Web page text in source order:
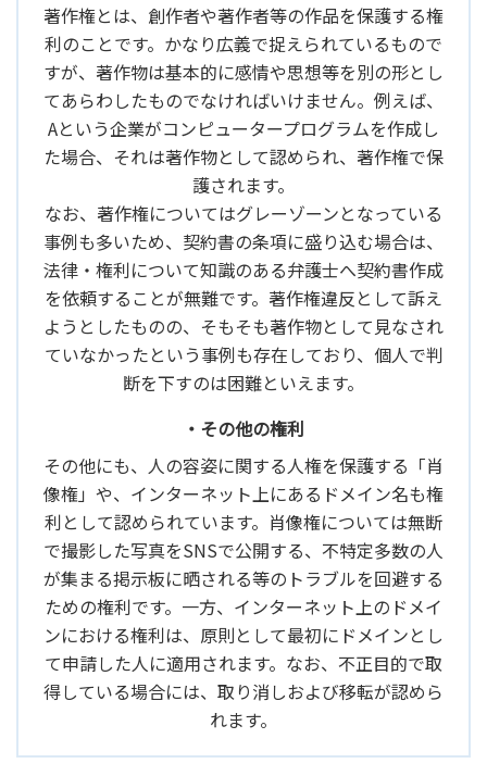
著作権とは、創作者や著作者等の作品を保護する権
利のことです。かなり広義で捉えられているもので
すが、著作物は基本的に感情や思想等を別の形とし
てあらわしたものでなければいけません。例えば、
Aという企業がコンピュータープログラムを作成し
た場合、それは著作物として認められ、著作権で保
護されます。
なお、著作権についてはグレーゾーンとなっている
事例も多いため、契約書の条項に盛り込む場合は、
法律・権利について知識のある弁護士へ契約書作成
を依頼することが無難です。著作権違反として訴え
ようとしたものの、そもそも著作物として見なされ
ていなかったという事例も存在しており、個人で判
断を下すのは困難といえます。
・その他の権利
その他にも、人の容姿に関する人権を保護する「肖
像権」や、インターネット上にあるドメイン名も権
利として認められています。肖像権については無断
で撮影した写真をSNSで公開する、不特定多数の人
が集まる掲示板に晒される等のトラブルを回避する
ための権利です。一方、インターネット上のドメイ
ンにおける権利は、原則として最初にドメインとし
て申請した人に適用されます。なお、不正目的で取
得している場合には、取り消しおよび移転が認めら
れます。